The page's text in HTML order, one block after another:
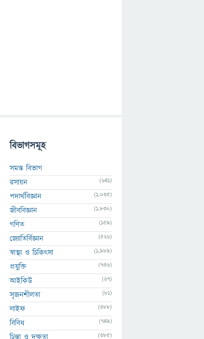
বিভাগসমূহ
সমস্ত বিভাগ
রসায়ন
(641)
পদার্থবিজ্ঞান (1,035)
জীববিজ্ঞান (1,830)
গণিত (159)
জ্যোতির্বিজ্ঞান (526)
স্বাস্থ্য ও চিকিৎসা (1,989)
প্রযুক্তি (736)
আইকিউ (67)
সৃজনশীলতা (81)
লাইফ (388)
বিবিধ (749)
চিন্তা ও দক্ষতা (385)